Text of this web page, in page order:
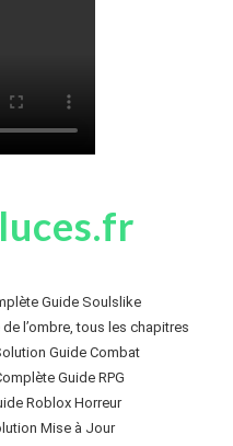
Guide Soulslike
l’ombre, tous les chapitres
Guide Combat
Guide RPG
Roblox Horreur
Mise à Jour